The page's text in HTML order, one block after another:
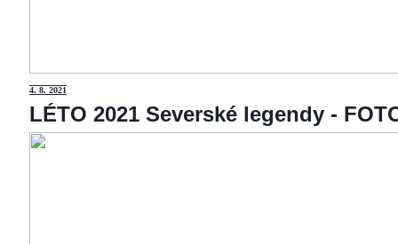
4. 8. 2021
LÉTO 2021 Severské legendy -